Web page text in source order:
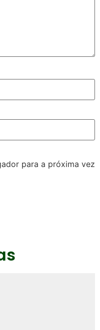
para a próxima vez